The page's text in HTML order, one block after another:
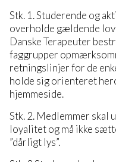
Stk. 1. Studerende og
overholde gældende
Danske Terapeuter
faggrupper
retningslinjer for de
holde sig orienteret
hjemmeside.
Stk. 2. Medlemmer skal
loyalitet og må ikke
”dårligt lys”.